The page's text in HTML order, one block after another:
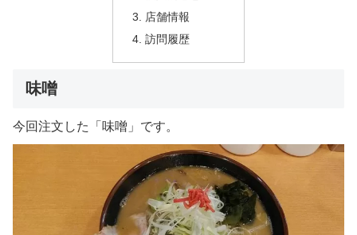
店舗情報
訪問履歴
味噌
今回注文した「味噌」です。